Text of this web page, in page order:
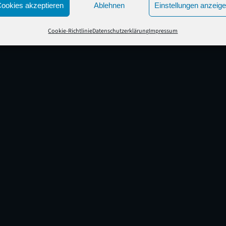
akzeptieren Ablehnen Einstellungen
Cookie-RichtlinieDatenschutzerklärungImpressum